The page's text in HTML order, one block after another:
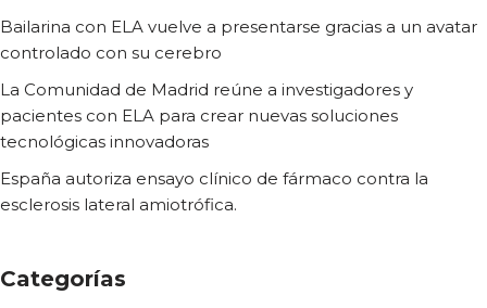
Bailarina con ELA vuelve a presentarse gracias a un avatar
controlado con su cerebro
La Comunidad de Madrid reúne a investigadores y
pacientes con ELA para crear nuevas soluciones
tecnológicas innovadoras
España autoriza ensayo clínico de fármaco contra la
esclerosis lateral amiotrófica.
Categorías